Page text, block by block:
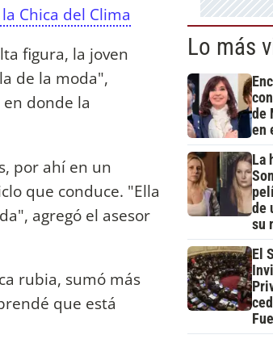
Chica del Clima
figura, la joven
de la moda",
donde la
por ahí en un
que conduce. "Ella
agregó el asesor
rubia, sumó más
que está
Lo más
de
en
La
de
su
El